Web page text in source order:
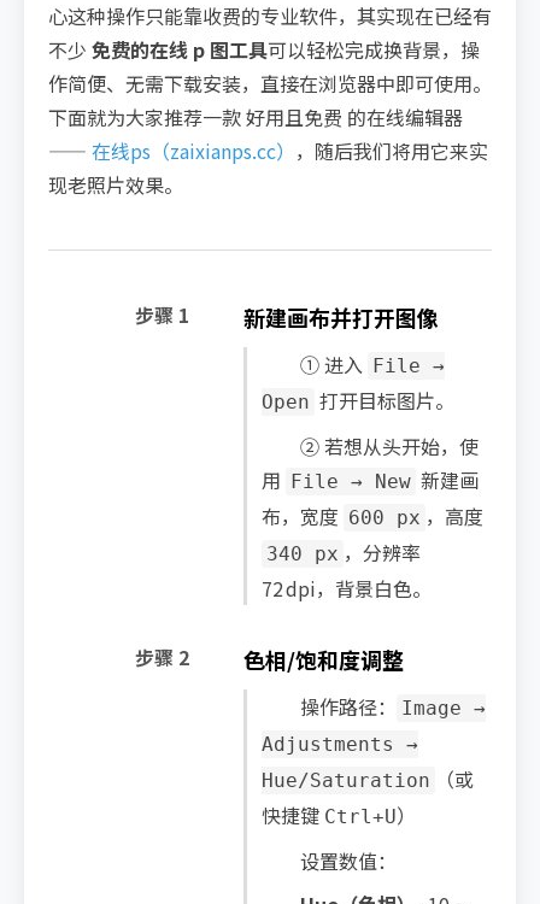
心这种操作只能靠收费的专业软件，其实现在已经有
不少 免费的在线 p 图工具可以轻松完成换背景，操
作简便、无需下载安装，直接在浏览器中即可使用。
下面就为大家推荐一款 好用且免费 的在线编辑器
—— 在线ps（zaixianps.cc） ，随后我们将用它来实
现老照片效果。
新建画布并打开图像
① 进入 File →
Open 打开目标图片。
② 若想从头开始，使
用
File → New 新建画
布，宽度 600 px ，高度
340 px ，分辨率
72 dpi，背景白色。
步骤 1
色相/饱和度调整
操作路径：
Image →
Adjustments →
Hue/Saturation
（或
快捷键 Ctrl+U）
设置数值：
步骤 2